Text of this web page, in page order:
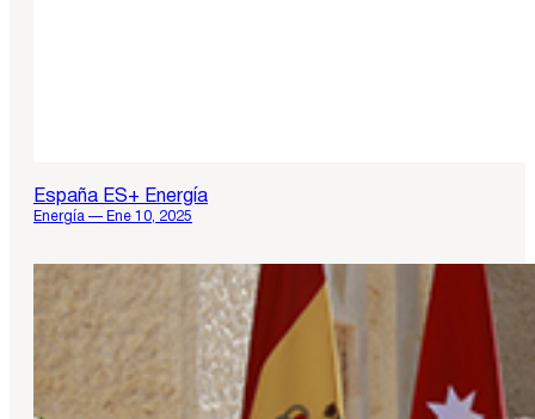
España ES+ Energía
Energía — Ene 10, 2025